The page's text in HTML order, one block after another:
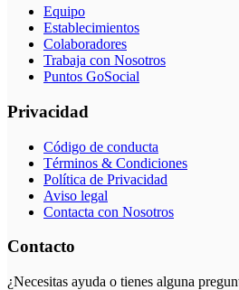
Equipo
Establecimientos
Colaboradores
Trabaja con Nosotros
Puntos GoSocial
Privacidad
Código de conducta
Términos & Condiciones
Política de Privacidad
Aviso legal
Contacta con Nosotros
Contacto
¿Necesitas ayuda o tienes alguna